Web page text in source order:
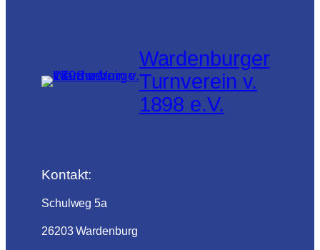
Wardenburger
Turnverein v.
1898 e.V.
Kontakt:
Schulweg 5a
26203 Wardenburg